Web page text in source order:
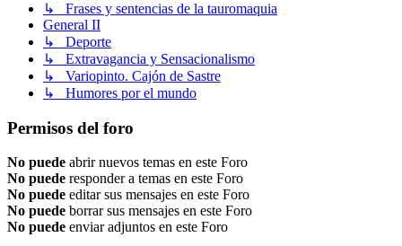
↳ Frases y sentencias de la tauromaquia
General II
↳ Deporte
↳ Extravagancia y Sensacionalismo
↳ Variopinto. Cajón de Sastre
↳ Humores por el mundo
Permisos del foro
No puede abrir nuevos temas en este Foro
No puede responder a temas en este Foro
No puede editar sus mensajes en este Foro
No puede borrar sus mensajes en este Foro
No puede enviar adjuntos en este Foro